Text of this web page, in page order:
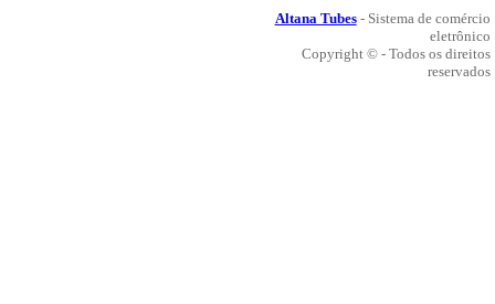
Altana Tubes- Sistema de comércio
eletrônico
Copyright © - Todos os direitos
reservados